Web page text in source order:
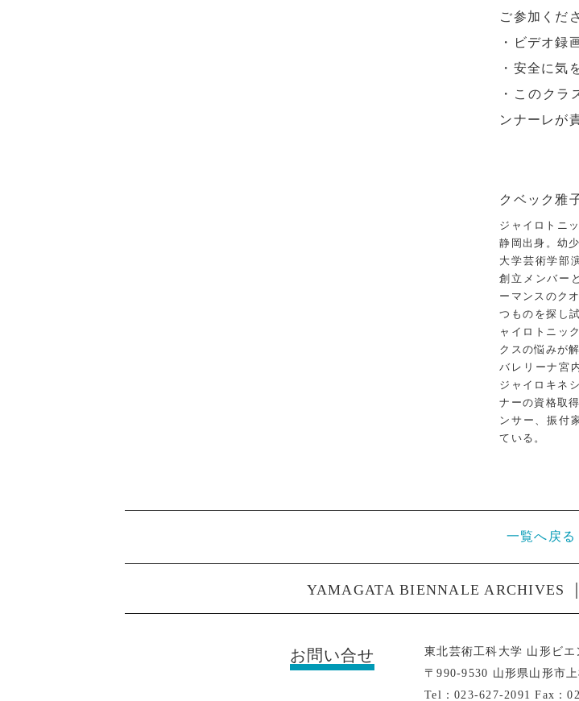
ご参加くだ
・ビデオ録
・安全に気
・このク
ンナーレが
クベック雅
ジャイロトニ
静岡出身。幼
大学芸術学部
創立メンバー
ーマンスのク
つものを探し
ャイロトニッ
クスの悩みが
バレリーナ宮
ジャイロキネ
ナーの資格取
ンサー、振付
ている。
一覧へ戻る
YAMAGATA BIENNALE ARCHIVES
お問い合せ
東北芸術工科大学 山形ビエ
〒990-9530 山形県山形市
Tel：023-627-2091 Fax：